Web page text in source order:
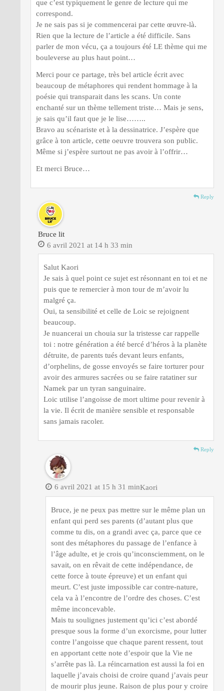
que c’est typiquement le genre de lecture qui me
correspond.
Je ne sais pas si je commencerai par cette œuvre-là.
Rien que la lecture de l’article a été difficile. Sans
parler de mon vécu, ça a toujours été LE thème qui me
bouleverse au plus haut point…
Merci pour ce partage, très bel article écrit avec
beaucoup de métaphores qui rendent hommage à la
poésie qui transparait dans les scans. Un conte
enchanté sur un thème tellement triste… Mais je sens,
je sais qu’il faut que je le lise……..
Bravo au scénariste et à la dessinatrice. J’espère que
grâce à ton article, cette oeuvre trouvera son public.
Même si j’espère surtout ne pas avoir à l’offrir…
Et merci Bruce…
Reply
Bruce lit
6 avril 2021 at 14 h 33 min
Salut Kaori
Je sais à quel point ce sujet est résonnant en toi et ne
puis que te remercier à mon tour de m’avoir lu
malgré ça.
Oui, ta sensibilité et celle de Loic se rejoignent
beaucoup.
Je nuancerai un chouia sur la tristesse car rappelle
toi : notre génération a été bercé d’héros à la planète
détruite, de parents tués devant leurs enfants,
d’orphelins, de gosse envoyés se faire torturer pour
avoir des armures sacrées ou se faire ratatiner sur
Namek par un tyran sanguinaire.
Loic utilise l’angoisse de mort ultime pour revenir à
la vie. Il écrit de manière sensible et responsable
sans jamais racoler.
Reply
Kaori
6 avril 2021 at 15 h 31 min
Bruce, je ne peux pas mettre sur le même plan un
enfant qui perd ses parents (d’autant plus que
comme tu dis, on a grandi avec ça, parce que ce
sont des métaphores du passage de l’enfance à
l’âge adulte, et je crois qu’inconsciemment, on le
savait, on en rêvait de cette indépendance, de
cette force à toute épreuve) et un enfant qui
meurt. C’est juste impossible car contre-nature,
cela va à l’encontre de l’ordre des choses. C’est
même inconcevable.
Mais tu soulignes justement qu’ici c’est abordé
presque sous la forme d’un exorcisme, pour lutter
contre l’angoisse que chaque parent ressent, tout
en apportant cette note d’espoir que la Vie ne
s’arrête pas là. La réincarnation est aussi la foi en
laquelle j’avais choisi de croire quand j’avais peur
de mourir plus jeune. Raison de plus pour y croire